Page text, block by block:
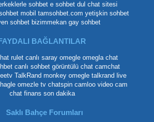
sohbet e sohbet dul chat sitesi
mobil tamsohbet.com yetişkin sohbet
sohbet bizimmekan gay sohbet
BAĞLANTILAR
rulet canlı saray omegle omegla chat
canlı sohbet görüntülü chat camchat
TalkRand monkey omegle talkrand live
omezle tv chatspin camloo video cam
chat finans son dakika
Saklı Bahçe Forumları